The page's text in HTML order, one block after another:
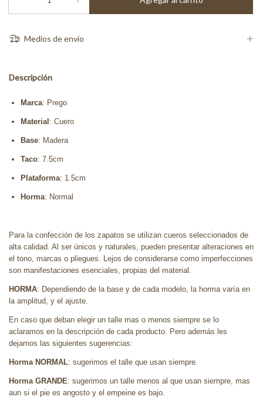
Medios de envío
Descripción
Marca: Prego
Material : Cuero
Base: Madera
Taco: 7.5cm
Plataforma: 1.5cm
Horma: Normal
Para la confección de los zapatos se utilizan cueros seleccionados de
alta calidad. Al ser únicos y naturales, pueden presentar alteraciones en
el tono, marcas o pliegues. Lejos de considerarse como imperfecciones
son manifestaciones esenciales, propias del material.
HORMA: Dependiendo de la base y de cada modelo, la horma varía en
la amplitud, y el ajuste.
En caso que deban elegir un talle mas o menos siempre se lo
aclaramos en la descripción de cada producto. Pero además les
dejamos las siguientes sugerencias:
Horma NORMAL: sugerimos el talle que usan siempre.
Horma GRANDE: sugerimos un talle menos al que usan siempre, mas
aun si el pie es angosto y el empeine es bajo.